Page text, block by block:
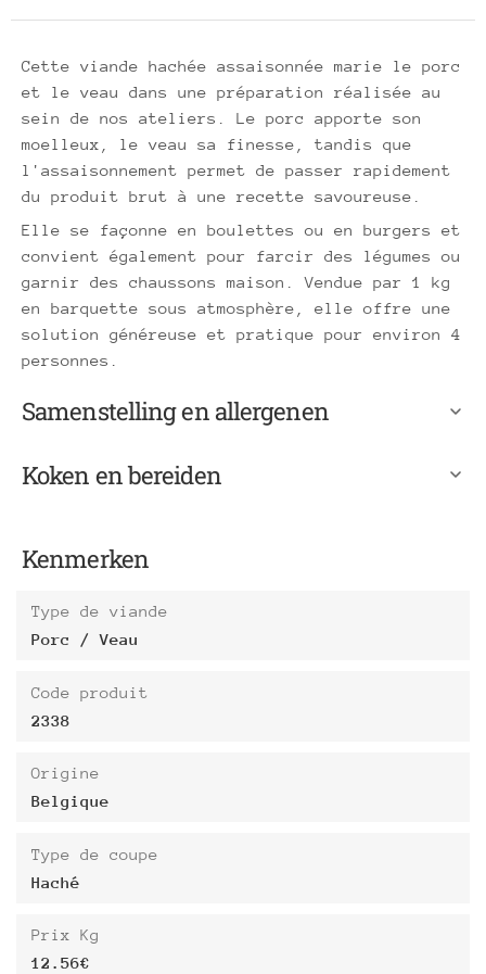
Cette viande hachée assaisonnée marie le porc
et le veau dans une préparation réalisée au
sein de nos ateliers. Le porc apporte son
moelleux, le veau sa finesse, tandis que
l'assaisonnement permet de passer rapidement
du produit brut à une recette savoureuse.
Elle se façonne en boulettes ou en burgers et
convient également pour farcir des légumes ou
garnir des chaussons maison. Vendue par 1 kg
en barquette sous atmosphère, elle offre une
solution généreuse et pratique pour environ 4
personnes.
Samenstelling en allergenen
Koken en bereiden
Kenmerken
Type de viande
Porc / Veau
Code produit
2338
Origine
Belgique
Type de coupe
Haché
Prix Kg
12.56€